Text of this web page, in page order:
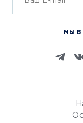
ОБУЧЕНИЕ И РАБОТА
Изучение
Маркетинг и
Красота и
МЫ В